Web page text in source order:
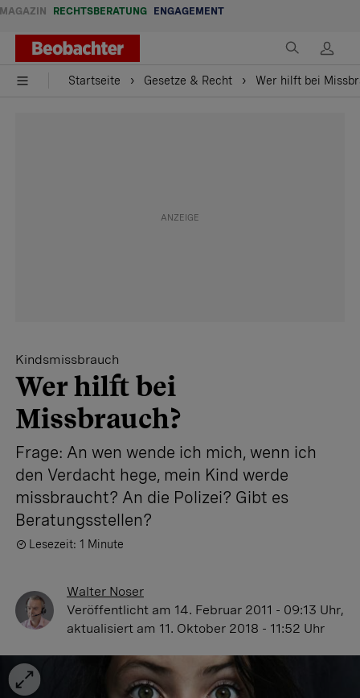
MAGAZIN RECHTSBERATUNG ENGAGEMENT
Startseite Gesetze & Recht Wer hilft bei
Kindsmissbrauch
Wer hilft bei
Missbrauch?
Frage: An wen wende ich mich, wenn ich
den Verdacht hege, mein Kind werde
missbraucht? An die Polizei? Gibt es
Beratungsstellen?
Lesezeit: 1 Minute
Walter Noser
Veröffentlicht am 14. Februar 2011 - 09:13 Uhr,
aktualisiert am 11. Oktober 2018 - 11:52 Uhr